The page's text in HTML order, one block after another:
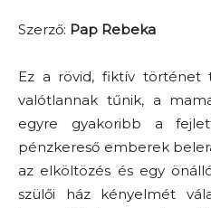
Szerző: Pap Rebeka
Ez a rövid, fiktív történet
valótlannak tűnik, a
egyre gyakoribb a
pénzkereső emberek
az elköltözés és egy
szülői ház kényelmét